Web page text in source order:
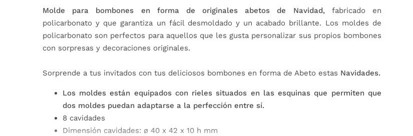
Molde para bombones en forma de originales abetos de Navidad,fabricado en
policarbonato y que garantiza un fácil desmoldado y un acabado brillante. Los moldes de
policarbonato son perfectos para aquellos que les gusta personalizar sus propios bombones
con sorpresas y decoraciones originales.
Sorprende a tus invitados con tus deliciosos bombones en forma de Abeto estas Navidades.
Los moldes están equipados con rieles situados en las esquinas que permiten que
dos moldes puedan adaptarse a la perfección entre sí.
8 cavidades
Dimensión cavidades: ø 40 x 42 x 10 h mm